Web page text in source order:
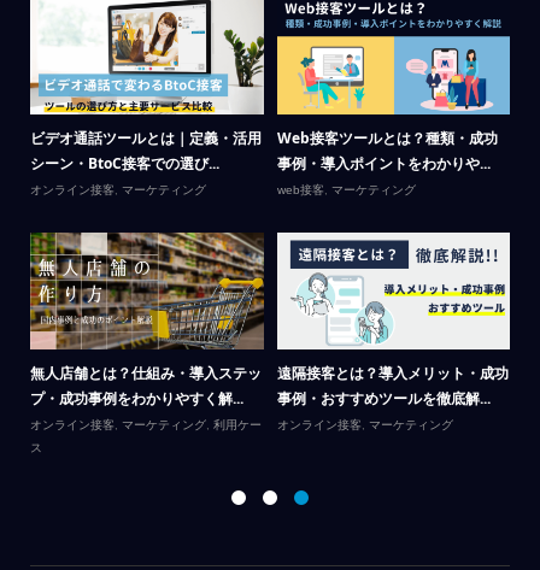
ビデオ通話ツールとは｜定義・活用
シーン・BtoC接客での選び...
オンライン接客 マーケティング
Web接客ツールとは？種類・成功
事例・導入ポイントをわかりや...
web接客 マーケティング
無人店舗とは？仕組み・導入ステッ
プ・成功事例をわかりやすく解...
オンライン接客 マーケティング, 利用ケー
ス
遠隔接客とは？導入メリット・成功
事例・おすすめツールを徹底解...
オンライン接客 マーケティング